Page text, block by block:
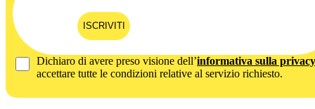
ISCRIVITI
Dichiaro di avere preso visione dell’informativa sulla privacy
accettare tutte le condizioni relative al servizio richiesto.